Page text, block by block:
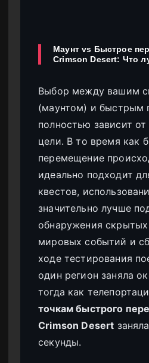
Маунт vs Быстрое
Crimson Desert: Что
Выбор между вашим
(маунтом) и быстрым
полностью зависит
цели. В то время как
перемещение
идеально подходит
квестов,
значительно лучше
обнаружения
мировых событий и
ходе тестирования
один регион заняла
тогда как
точкам быстрого
Crimson Desert
секунды.